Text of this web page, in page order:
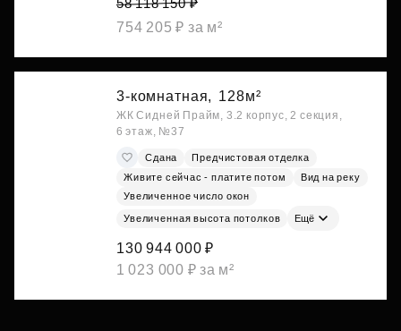
58 118 150 ₽
754 205 ₽ за м²
3-комнатная, 128м²
ЖК Сидней Прайм, 3.2 корпус, 2 секция,
6 этаж, №37
Сдана
Предчистовая отделка
Живите сейчас - платите потом
Вид на реку
Увеличенное число окон
Увеличенная высота потолков Ещё
130 944 000 ₽
1 023 000 ₽ за м²